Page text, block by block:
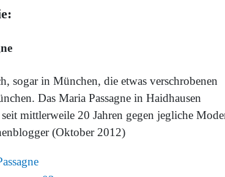
sogar in München, die etwas verschrobenen
Das Maria Passagne in Haidhausen
mittlerweile 20 Jahren gegen jegliche
(Oktober 2012)